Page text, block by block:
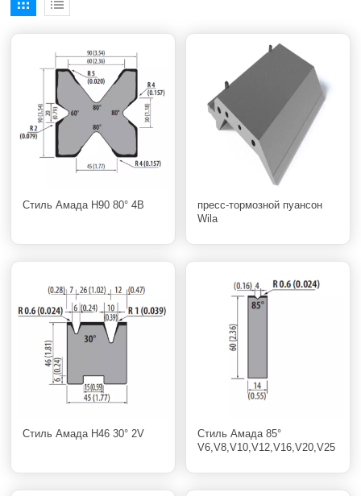
Стиль Амада H90 80° 4В
пресс-тормозной пуансон
Wila
Стиль Амада H46 30° 2V
Стиль Амада 85°
V6,V8,V10,V12,V16,V20,V25